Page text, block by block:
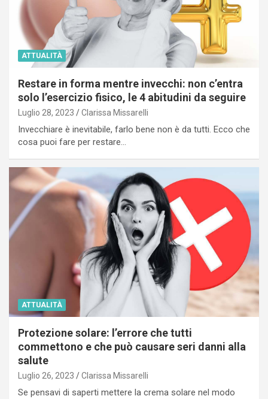
ATTUALITÀ
Restare in forma mentre invecchi: non c’entra
solo l’esercizio fisico, le 4 abitudini da seguire
Luglio 28, 2023 Clarissa Missarelli
Invecchiare è inevitabile, farlo bene non è da tutti. Ecco che
cosa puoi fare per restare…
ATTUALITÀ
Protezione solare: l’errore che tutti
commettono e che può causare seri danni alla
salute
Luglio 26, 2023 Clarissa Missarelli
Se pensavi di saperti mettere la crema solare nel modo